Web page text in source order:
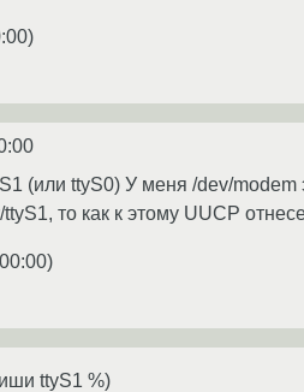
)
(или ttyS0) У меня /dev/modem
то как к этому UUCP
)
ttyS1 %)